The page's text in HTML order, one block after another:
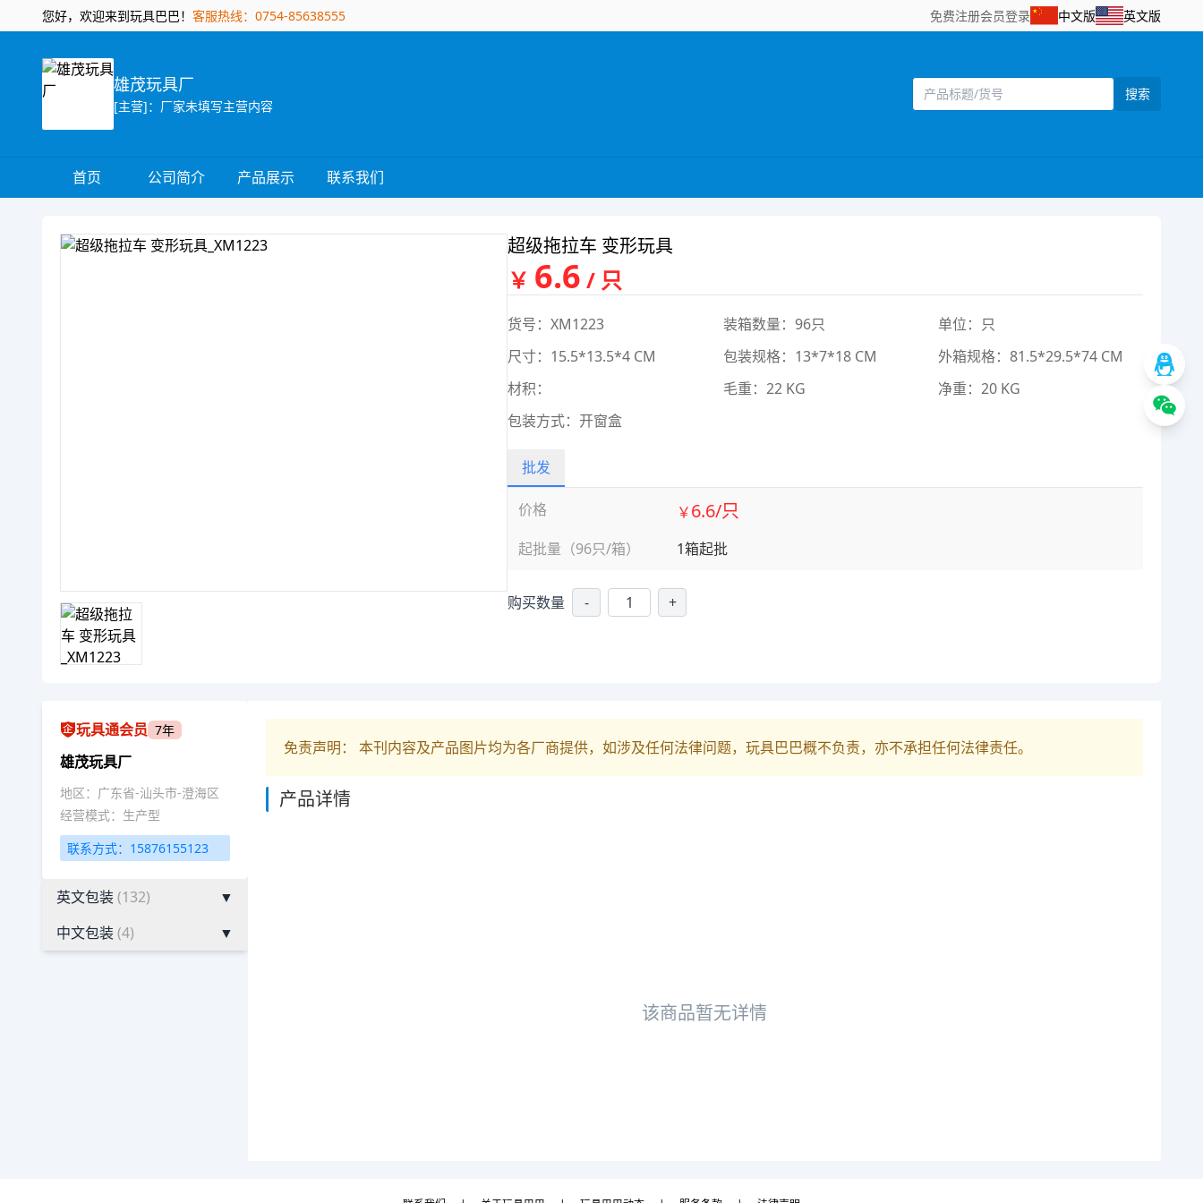
您好，欢迎来到玩具巴巴！ 客服热线：0754-85638555 免费注册会员登录 中文版 英文版
雄茂玩具厂
[主营]：厂家未填写主营内容
搜索
首页 公司简介 产品展示 联系我们
超级拖拉车 变形玩具
￥ 6.6 / 只
货号：XM1223 装箱数量：96只
单位：只
尺寸：15.5*13.5*4 CM
包装规格：13*7*18 CM
外箱规格：81.5*29.5*74 CM
材积：
毛重：22 KG
净重：20 KG
包装方式：开窗盒
批发
价格
起批量（96只/箱）
￥6.6/只
1箱起批
购买数量 - +
玩具通会员 7年
雄茂玩具厂
地区：广东省-汕头市-澄海区
经营模式：生产型
联系方式：15876155123
英文包装(132)
▼
中文包装(4) ▼
免责声明： 本刊内容及产品图片均为各厂商提供，如涉及任何法律问题，玩具巴巴概不负责，亦不承担任何法律责任。
产品详情
该商品暂无详情